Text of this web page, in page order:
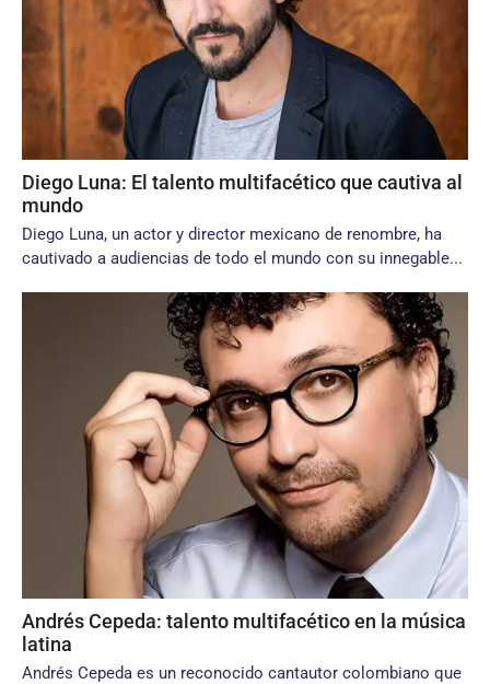
Diego Luna: El talento multifacético que cautiva al
mundo
Diego Luna, un actor y director mexicano de renombre, ha
cautivado a audiencias de todo el mundo con su innegable...
Andrés Cepeda: talento multifacético en la música
latina
Andrés Cepeda es un reconocido cantautor colombiano que